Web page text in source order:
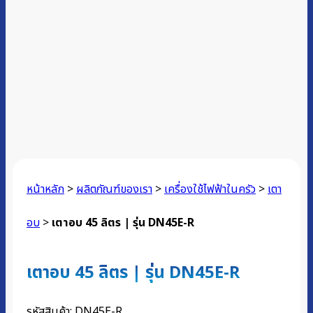
หน้าหลัก >ผลิตภัณฑ์ของเรา >เครื่องใช้ไฟฟ้าในครัว >เตา
อบ > เตาอบ 45 ลิตร | รุ่น DN45E-R
เตาอบ 45 ลิตร | รุ่น DN45E-R